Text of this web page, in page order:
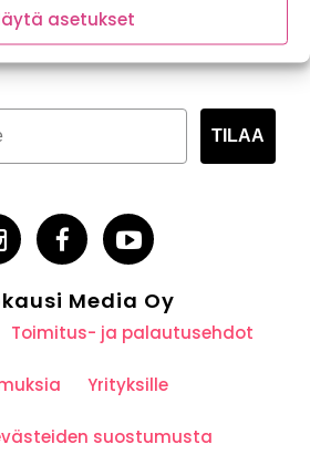
asetuksetuutiskirje
TILAA
Media Oy
Toimitus- ja palautusehdot
Yrityksille
suostumusta